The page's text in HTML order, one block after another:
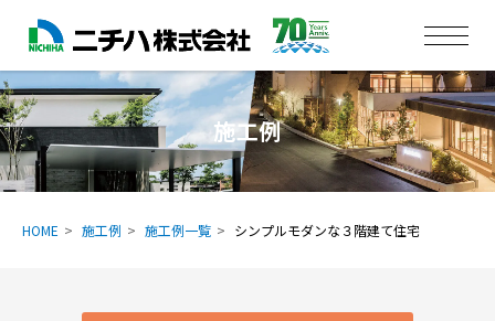
施工例
HOME 施工例 施工例一覧 シンプルモダンな３階建て住宅